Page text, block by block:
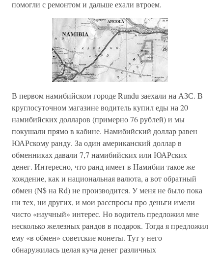
помогли с ремонтом и дальше ехали втроем.
В первом намибийском городе Rundu заехали на АЗС. В
круглосуточном магазине водитель купил еды на 20
намибийских долларов (примерно 76 рублей) и мы
покушали прямо в кабине. Намибийский доллар равен
ЮАРскому ранду. За один американский доллар в
обменниках давали 7,7 намибийских или ЮАРских
денег. Интересно, что ранд имеет в Намибии такое же
хождение, как и национальная валюта, а вот обратный
обмен (N$ на Rd) не производится. У меня не было пока
ни тех, ни других, и мои расспросы про деньги имели
чисто «научный» интерес. Но водитель предложил мне
несколько железных рандов в подарок. Тогда я предложил
ему «в обмен» советские монеты. Тут у него
обнаружилась целая куча денег различных